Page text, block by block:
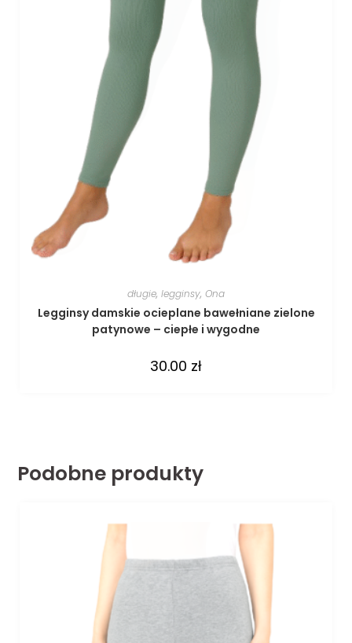
długie, legginsy, Ona
Legginsy damskie ocieplane bawełniane zielone
patynowe – ciepłe i wygodne
30.00 zł
Podobne produkty